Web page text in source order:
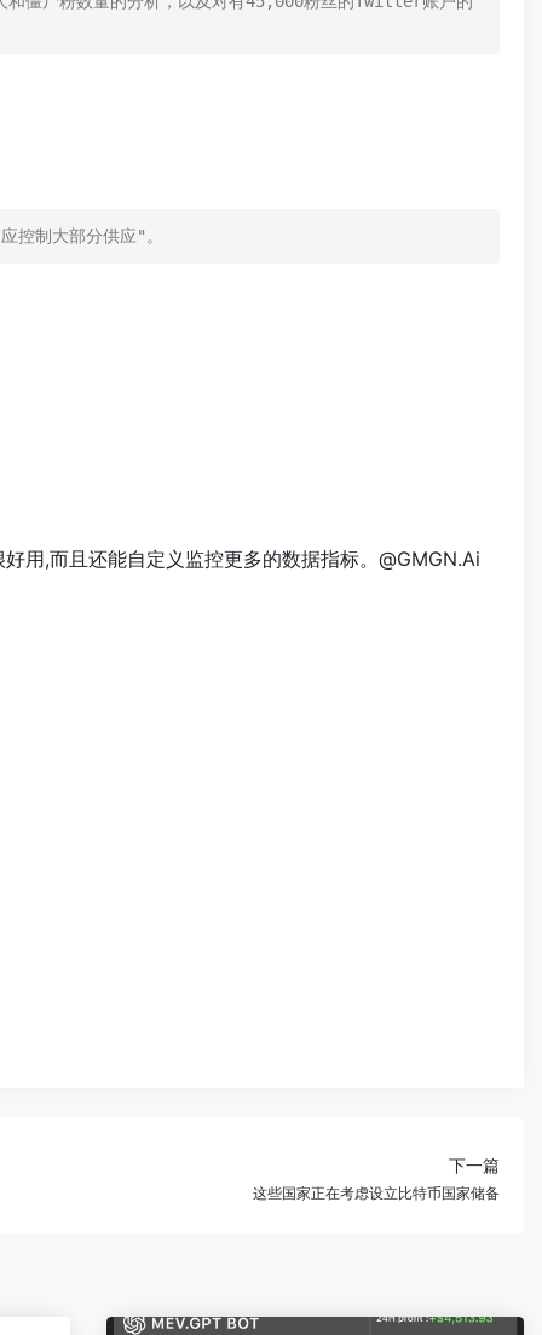
制大部分供应"。
用,而且还能自定义监控更多的数据指标。@GMGN.Ai
下一篇
这些国家正在考虑设立比特币国家储备